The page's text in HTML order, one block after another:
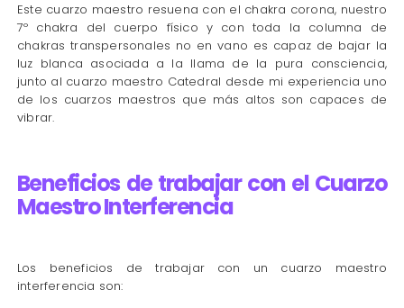
Este cuarzo maestro resuena con el chakra corona, nuestro
7º chakra del cuerpo físico y con toda la columna de
chakras transpersonales no en vano es capaz de bajar la
luz blanca asociada a la llama de la pura consciencia,
junto al cuarzo maestro Catedral desde mi experiencia uno
de los cuarzos maestros que más altos son capaces de
vibrar.
Beneficios de trabajar con el Cuarzo
Maestro Interferencia
Los beneficios de trabajar con un cuarzo maestro
interferencia son: